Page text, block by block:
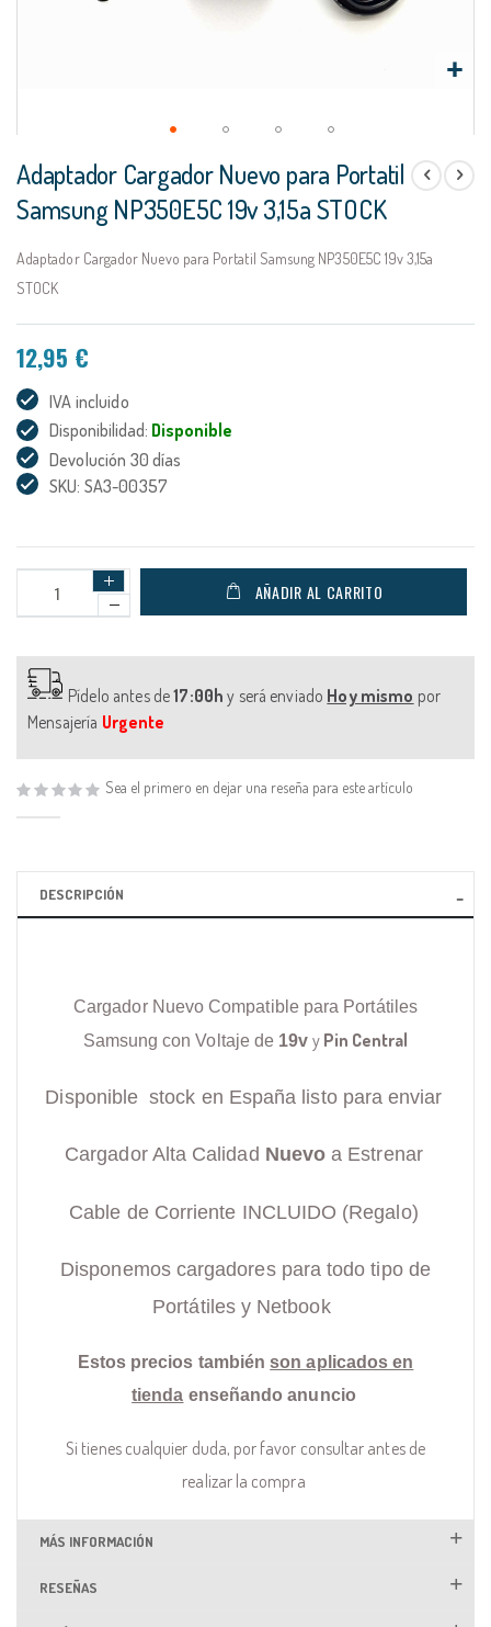
al
comienzo
de
galería
de
Adaptador Cargador Nuevo para Portatil
Samsung NP350E5C 19v 3,15a STOCK
Adaptador Cargador Nuevo para Portatil Samsung NP350E5C 19v 3,15a
STOCK
12,95 €
IVA incluido
Disponibilidad: Disponible
Devolución 30 días
SKU: SA3-00357
AÑADIR AL CARRITO
Pídelo antes de17:00h y será enviado Hoy mismo por
Mensajería Urgente
Sea el primero en dejar una reseña para este artículo
DESCRIPCIÓN
Cargador Nuevo Compatible para Portátiles
Samsung con Voltaje de 19v y Pin Central
Disponible stock en España listo para enviar
Cargador Alta Calidad Nuevo a Estrenar
Cable de Corriente INCLUIDO (Regalo)
Disponemos cargadores para todo tipo de
Portátiles y Netbook
Estos precios también son aplicados en
tienda enseñando anuncio
Si tienes cualquier duda, por favor consultar antes de
realizar la compra
MÁS INFORMACIÓN
RESEÑAS